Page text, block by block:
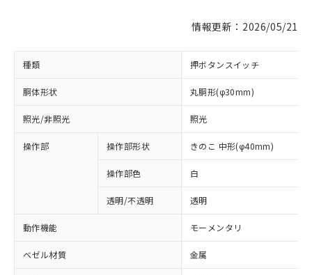
情報更新：2026/05/21
種類 押ボタンスイッチ
胴体形状 丸胴形(φ30mm)
照光/非照光 照光
操作部 操作部形状 きのこ 中形(φ40mm)
操作部色 白
透明/不透明 透明
動作機能 モーメンタリ
ベゼル材質 金属